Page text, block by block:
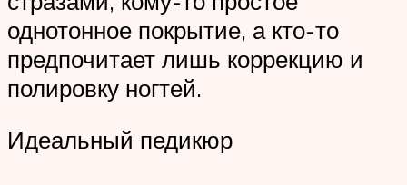
однотонное покрытие, а кто-то
предпочитает лишь коррекцию и
полировку ногтей.
Идеальный педикюр